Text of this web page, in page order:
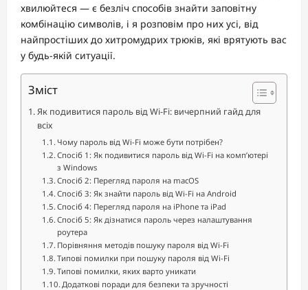
хвилюйтеся — є безліч способів знайти заповітну
комбінацію символів, і я розповім про них усі, від
найпростіших до хитромудрих трюків, які врятують вас
у будь-якій ситуації.
Зміст
Як подивитися пароль від Wi-Fi: вичерпний гайд для
всіх
Чому пароль від Wi-Fi може бути потрібен?
Спосіб 1: Як подивитися пароль від Wi-Fi на комп’ютері
з Windows
Спосіб 2: Перегляд пароля на macOS
Спосіб 3: Як знайти пароль від Wi-Fi на Android
Спосіб 4: Перегляд пароля на iPhone та iPad
Спосіб 5: Як дізнатися пароль через налаштування
роутера
Порівняння методів пошуку пароля від Wi-Fi
Типові помилки при пошуку пароля від Wi-Fi
Типові помилки, яких варто уникати
Додаткові поради для безпеки та зручності